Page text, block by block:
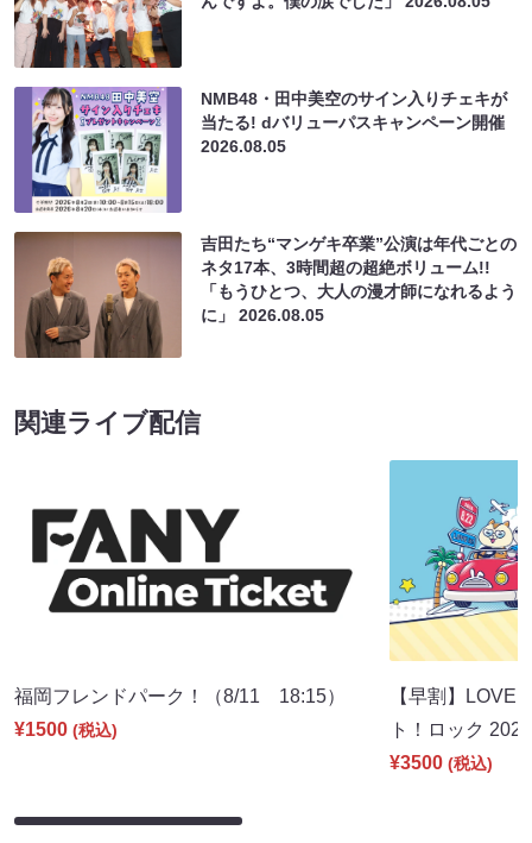
NMB48・田中美空のサイン入りチェキが
当たる! dバリューパスキャンペーン開催
2026.08.05
吉田たち“マンゲキ卒業”公演は年代ごとの
ネタ17本、3時間超の超絶ボリューム!!
「もうひとつ、大人の漫才師になれるよう
に」2026.08.05
関連ライブ配信
福岡フレンドパーク！（8/11 18:15）
¥1500 (税込)
【早割】LOVE
ト！ロック
¥3500 (税込)